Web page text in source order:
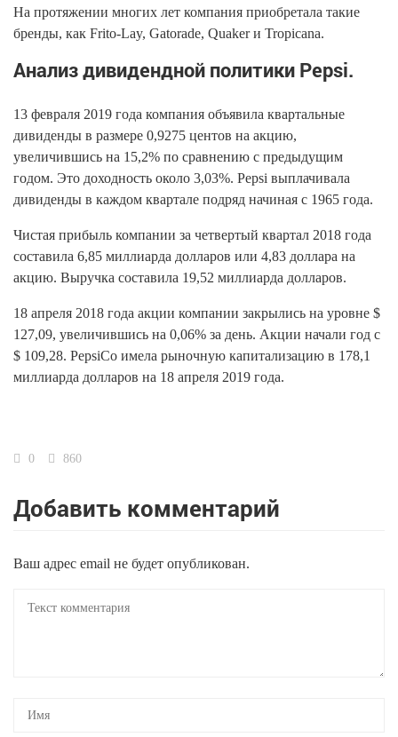
На протяжении многих лет компания приобретала такие
бренды, как Frito-Lay, Gatorade, Quaker и Tropicana.
Анализ дивидендной политики Pepsi.
13 февраля 2019 года компания объявила квартальные
дивиденды в размере 0,9275 центов на акцию,
увеличившись на 15,2% по сравнению с предыдущим
годом. Это доходность около 3,03%. Pepsi выплачивала
дивиденды в каждом квартале подряд начиная с 1965 года.
Чистая прибыль компании за четвертый квартал 2018 года
составила 6,85 миллиарда долларов или 4,83 доллара на
акцию. Выручка составила 19,52 миллиарда долларов.
18 апреля 2018 года акции компании закрылись на уровне $
127,09, увеличившись на 0,06% за день. Акции начали год с
$ 109,28. PepsiCo имела рыночную капитализацию в 178,1
миллиарда долларов на 18 апреля 2019 года.
0 860
Добавить комментарий
Ваш адрес email не будет опубликован.